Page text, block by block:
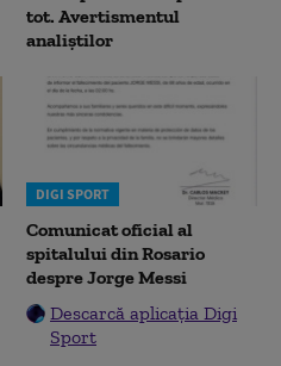
tot. Avertismentul
analiștilor
DIGI SPORT
Comunicat oficial al
spitalului din Rosario
despre Jorge Messi
Descarcă aplicația Digi
Sport